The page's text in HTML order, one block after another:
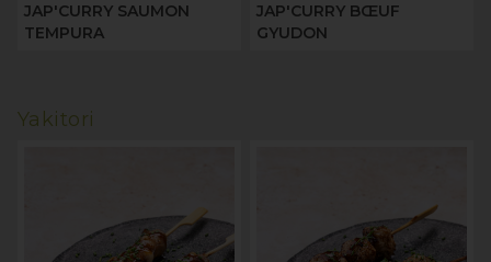
JAP'CURRY SAUMON
TEMPURA
JAP'CURRY BŒUF
GYUDON
Yakitori